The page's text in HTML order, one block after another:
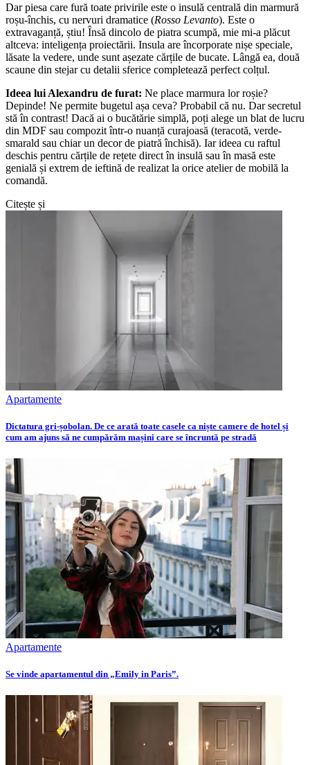
Dar piesa care fură toate privirile este o insulă centrală din marmură
roșu-închis, cu nervuri dramatice (Rosso Levanto). Este o
extravaganță, știu! Însă dincolo de piatra scumpă, mie mi-a plăcut
altceva: inteligența proiectării. Insula are încorporate nișe speciale,
lăsate la vedere, unde sunt așezate cărțile de bucate. Lângă ea, două
scaune din stejar cu detalii sferice completează perfect colțul.
Ideea lui Alexandru de furat: Ne place marmura lor roșie?
Depinde! Ne permite bugetul așa ceva? Probabil că nu. Dar secretul
stă în contrast! Dacă ai o bucătărie simplă, poți alege un blat de lucru
din MDF sau compozit într-o nuanță curajoasă (teracotă, verde-
smarald sau chiar un decor de piatră închisă). Iar ideea cu raftul
deschis pentru cărțile de rețete direct în insulă sau în masă este
genială și extrem de ieftină de realizat la orice atelier de mobilă la
comandă.
Citește și
Apartamente
Dictatura gri-șobolan. De ce arată toate casele ca niște camere de hotel și
cum am ajuns să ne cumpărăm mașini care se încruntă pe stradă
Apartamente
Se vinde apartamentul din „Emily in Paris”.